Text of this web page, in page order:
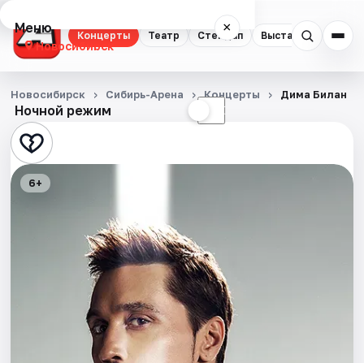
Концерты Театр Стендап Выставки
Меню ×
Новосибирск
Концерты
Театр
Стендап
Ночной режим ☾
Новосибирск Сибирь-Арена Концерты Дима Билан
6+